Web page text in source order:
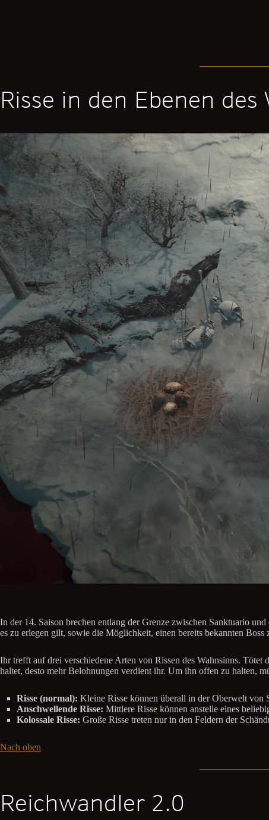
Risse in den Ebenen des
In der 14. Saison brechen entlang der Grenze zwischen Sanktuario
es zu erlegen gilt, sowie die Möglichkeit, einen bereits bekannten
Ihr trefft auf drei verschiedene Arten von Rissen des Wahnsinns.
haltet, desto mehr Belohnungen verdient ihr. Um ihn offen zu halten,
Risse (normal): Kleine Risse können überall in der Oberwelt von
Anschwellende Risse: Mittlere Risse können anstelle eines
Kolossale Risse: Große Risse treten nur in den Feldern der
Nach oben
Reichwandler 2.0